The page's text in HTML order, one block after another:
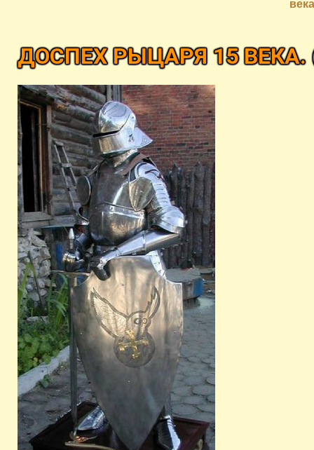
ДОСПЕХ РЫЦАРЯ 15 ВЕКА.